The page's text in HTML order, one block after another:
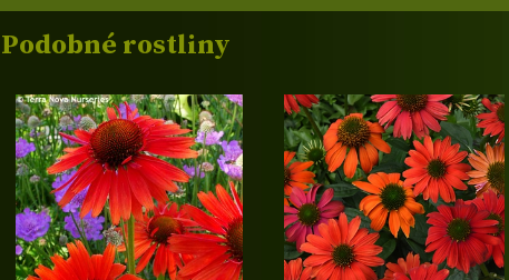
Podobné rostliny